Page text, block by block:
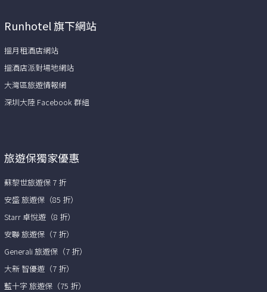
Runhotel 旗下網站
搵月租酒店網站
搵酒店派對場地網站
大灣區旅遊情報網
深圳大陸 Facebook 群組
旅遊保獨家優惠
蘇黎世旅遊保 7 折
安盛 旅遊保（85 折）
Starr 卓悅遊（8 折）
安聯 旅遊保（7 折）
Generali 旅遊保（7 折）
大新 智優遊（7 折）
藍十字 旅遊保（75 折）